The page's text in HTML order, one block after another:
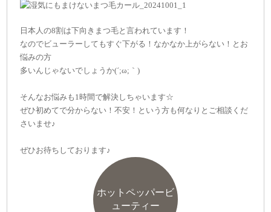
日本人の8割は下向きまつ毛と言われています！
なのでビューラーしてもすぐ下がる！なかなか上がらない！とお
悩みの方
多いんじゃないでしょうか(´;ω;｀)
そんなお悩みも1時間で解決しちゃいます☆
ぜひ初めてで分からない！不安！という方も何なりとご相談くだ
さいませ♪
ぜひお待ちしております♪
ホットペッパービ
ューティー